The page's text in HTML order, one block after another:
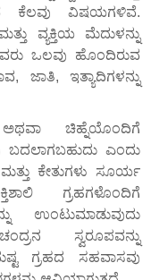
ಕೆಲವು ವಿಷಯಗಳಿವೆ.
ವ್ಯಕ್ತಿಯ ಮೆದುಳನ್ನು
ಒಲವು ಹೊಂದಿರುವ
ಜಾತಿ, ಇತ್ಯಾದಿಗಳನ್ನು
ಚಿಹ್ನೆಯೊಂದಿಗೆ
ಎಂದು
ಕೇತುಗಳು ಸೂರ್ಯ
ಗ್ರಹಗಳೊಂದಿಗೆ
ಉಂಟುಮಾಡುವುದು
ಸ್ವರೂಪವನ್ನು
ಗ್ರಹದ ಸಹವಾಸವು